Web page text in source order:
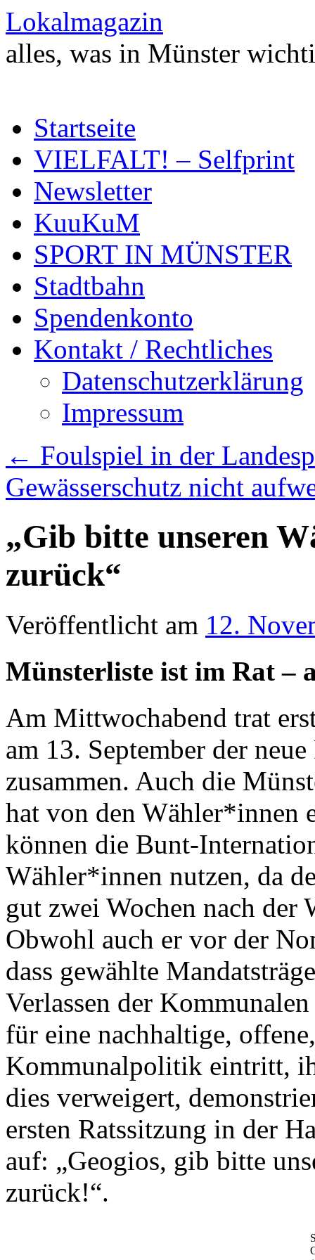
Zum
Inhalt
springen
Lokalmagazin
alles, was in Münster
Startseite
VIELFALT! – Selfprint
Newsletter
KuuKuM
SPORT IN MÜNSTER
Stadtbahn
Spendenkonto
Kontakt / Rechtliches
Datenschutzerklärung
Impressum
← Foulspiel in der
Gewässerschutz nicht
„Gib bitte unseren
zurück“
Veröffentlicht am 12.
Münsterliste ist im Rat –
Am Mittwochabend trat
am 13. September der
zusammen. Auch die
hat von den Wähler*innen
können die Bunt-
Wähler*innen nutzen, da
gut zwei Wochen nach
Obwohl auch er vor der
dass gewählte
Verlassen der
für eine nachhaltige,
Kommunalpolitik eintritt,
dies verweigert,
ersten Ratssitzung in der
auf: „Geogios, gib bitte
zurück!“.